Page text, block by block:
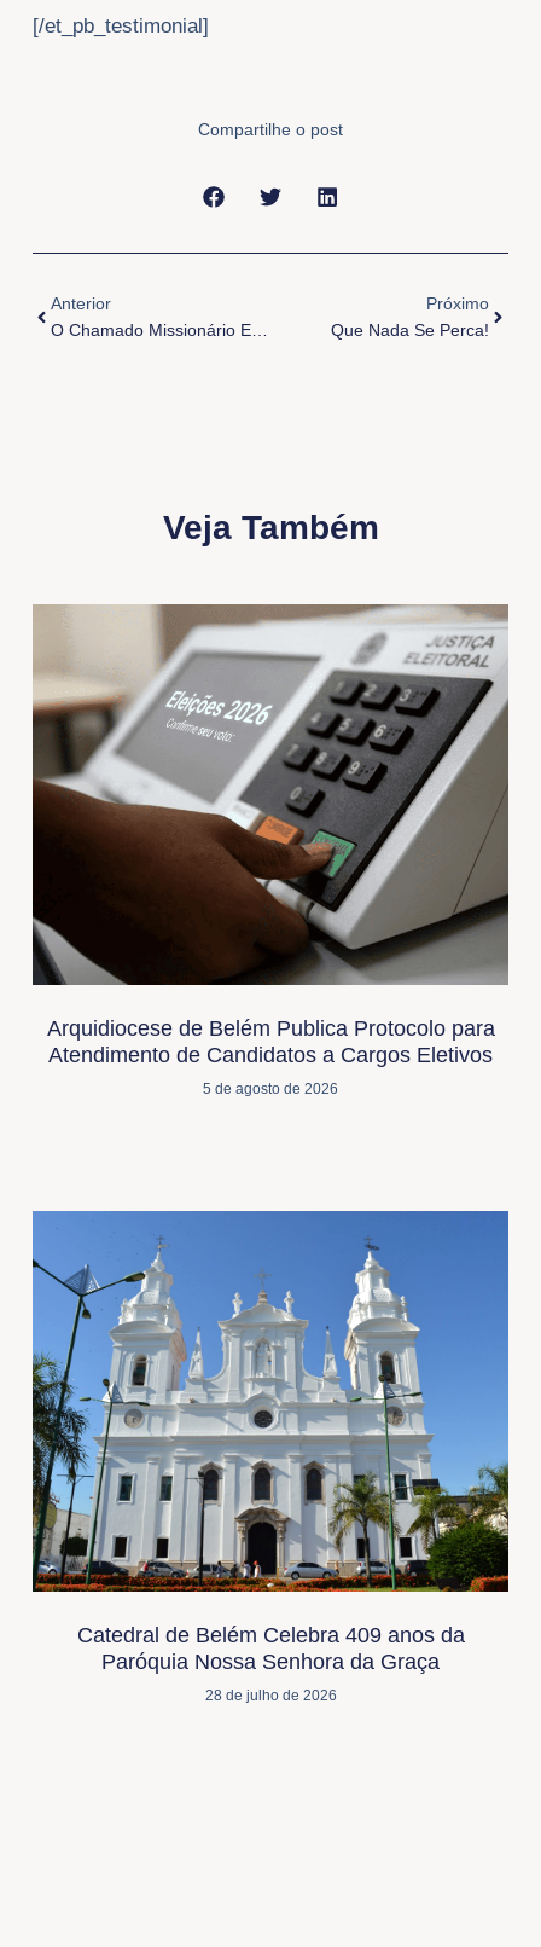
[/et_pb_testimonial]
Compartilhe o post
Anterior
O Chamado Missionário E As Diversas Missões
Próximo
Que Nada Se Perca!
Veja Também
Arquidiocese de Belém Publica Protocolo para
Atendimento de Candidatos a Cargos Eletivos
5 de agosto de 2026
Catedral de Belém Celebra 409 anos da
Paróquia Nossa Senhora da Graça
28 de julho de 2026